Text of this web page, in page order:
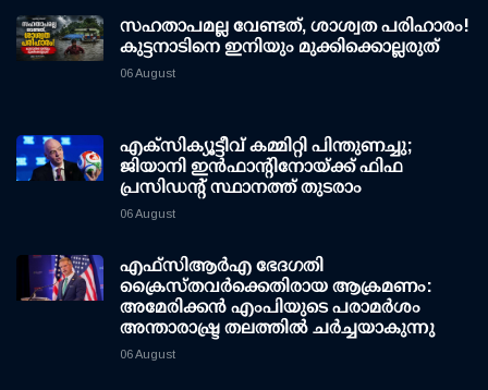
സഹതാപമല്ല വേണ്ടത്, ശാശ്വത പരിഹാരം!
കുട്ടനാടിനെ ഇനിയും മുക്കിക്കൊല്ലരുത്
06 August
എക്സിക്യൂട്ടീവ് കമ്മിറ്റി പിന്തുണച്ചു;
ജിയാനി ഇന്‍ഫാന്റിനോയ്ക്ക് ഫിഫ
പ്രസിഡന്റ് സ്ഥാനത്ത് തുടരാം
06 August
എഫ്‌സി‌ആര്‍‌എ ഭേദഗതി
ക്രൈസ്തവർക്കെതിരായ ആക്രമണം:
അമേരിക്കൻ എംപിയുടെ പരാമർശം
അന്താരാഷ്ട്ര തലത്തിൽ ചർച്ചയാകുന്നു
06 August